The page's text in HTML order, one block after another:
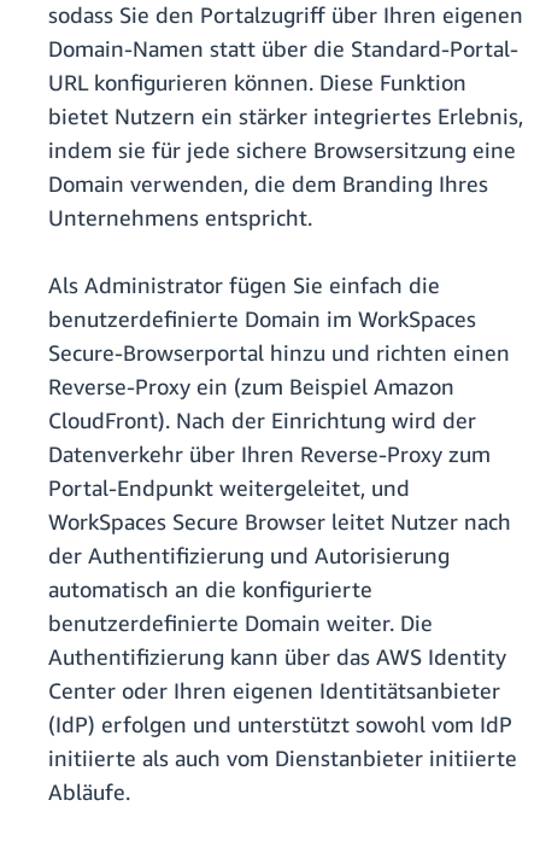
sodass Sie den Portalzugriff über Ihren eigenen
Domain-Namen statt über die Standard-Portal-
URL konfigurieren können. Diese Funktion
bietet Nutzern ein stärker integriertes Erlebnis,
indem sie für jede sichere Browsersitzung eine
Domain verwenden, die dem Branding Ihres
Unternehmens entspricht.
Als Administrator fügen Sie einfach die
benutzerdefinierte Domain im WorkSpaces
Secure-Browserportal hinzu und richten einen
Reverse-Proxy ein (zum Beispiel Amazon
CloudFront). Nach der Einrichtung wird der
Datenverkehr über Ihren Reverse-Proxy zum
Portal-Endpunkt weitergeleitet, und
WorkSpaces Secure Browser leitet Nutzer nach
der Authentifizierung und Autorisierung
automatisch an die konfigurierte
benutzerdefinierte Domain weiter. Die
Authentifizierung kann über das AWS Identity
Center oder Ihren eigenen Identitätsanbieter
(IdP) erfolgen und unterstützt sowohl vom IdP
initiierte als auch vom Dienstanbieter initiierte
Abläufe.